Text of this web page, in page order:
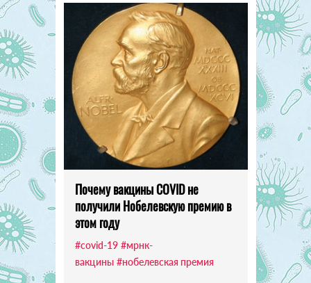
Почему вакцины COVID не
получили Нобелевскую премию в
этом году
#covid-19 #мрнк-
вакцины #нобелевская премия